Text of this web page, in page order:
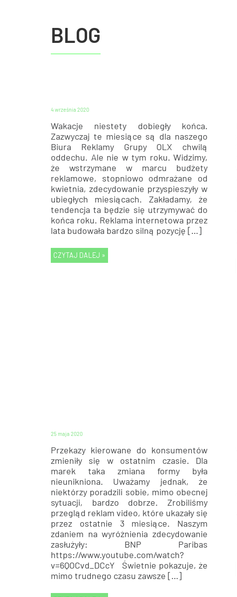
BLOG
4 września 2020
Wakacje niestety dobiegły końca.
Zazwyczaj te miesiące są dla naszego
Biura Reklamy Grupy OLX chwilą
oddechu. Ale nie w tym roku. Widzimy,
że wstrzymane w marcu budżety
reklamowe, stopniowo odmrażane od
kwietnia, zdecydowanie przyspieszyły w
ubiegłych miesiącach. Zakładamy, że
tendencja ta będzie się utrzymywać do
końca roku. Reklama internetowa przez
lata budowała bardzo silną pozycję […]
CZYTAJ DALEJ »
25 maja 2020
Przekazy kierowane do konsumentów
zmieniły się w ostatnim czasie. Dla
marek taka zmiana formy była
nieunikniona. Uważamy jednak, że
niektórzy poradzili sobie, mimo obecnej
sytuacji, bardzo dobrze. Zrobiliśmy
przegląd reklam video, które ukazały się
przez ostatnie 3 miesiące. Naszym
zdaniem na wyróżnienia zdecydowanie
zasłużyły: BNP Paribas
https://www.youtube.com/watch?
v=6QOCvd_DCcY Świetnie pokazuje, że
mimo trudnego czasu zawsze […]